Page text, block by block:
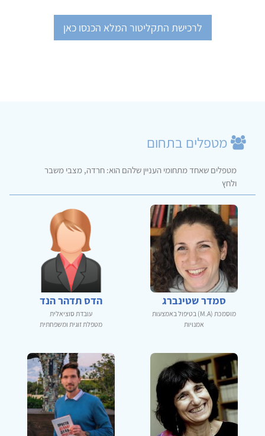
לרכישת התקליטור המלא הכנסו כאן
מטפלים בתחום
מטפלים שאחד מתחומי העניין שלהם הוא: חרדה, מצבי משבר
ולחץ
סמדר שטינברג
מוסמכת (M.A) בטיפול באמצעות
אמנויות
הדס תדהר הנד
עובדת סוציאלית
מטפלת זוגית ומשפחתית